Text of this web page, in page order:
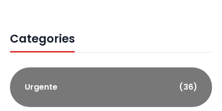
Categories
Urgente (36)